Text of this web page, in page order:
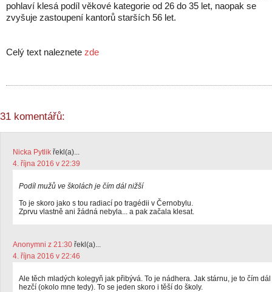
pohlaví klesá podíl věkové kategorie od 26 do 35 let, naopak se
zvyšuje zastoupení kantorů starších 56 let.
Celý text naleznete zde
31 komentářů:
Nicka Pytlik řekl(a)...
4. října 2016 v 22:39
Podíl mužů ve školách je čím dál nižší
To je skoro jako s tou radiací po tragédii v Černobylu.
Zprvu vlastně ani žádná nebyla... a pak začala klesat.
Anonymni z 21:30 řekl(a)...
4. října 2016 v 22:46
Ale těch mladých kolegyň jak přibývá. To je nádhera. Jak stárnu, je to čím dál
hezčí (okolo mne tedy). To se jeden skoro i těší do školy.